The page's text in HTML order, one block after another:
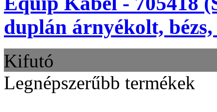
duplán árnyékolt,
Kifutó
Legnépszerűbb termékek